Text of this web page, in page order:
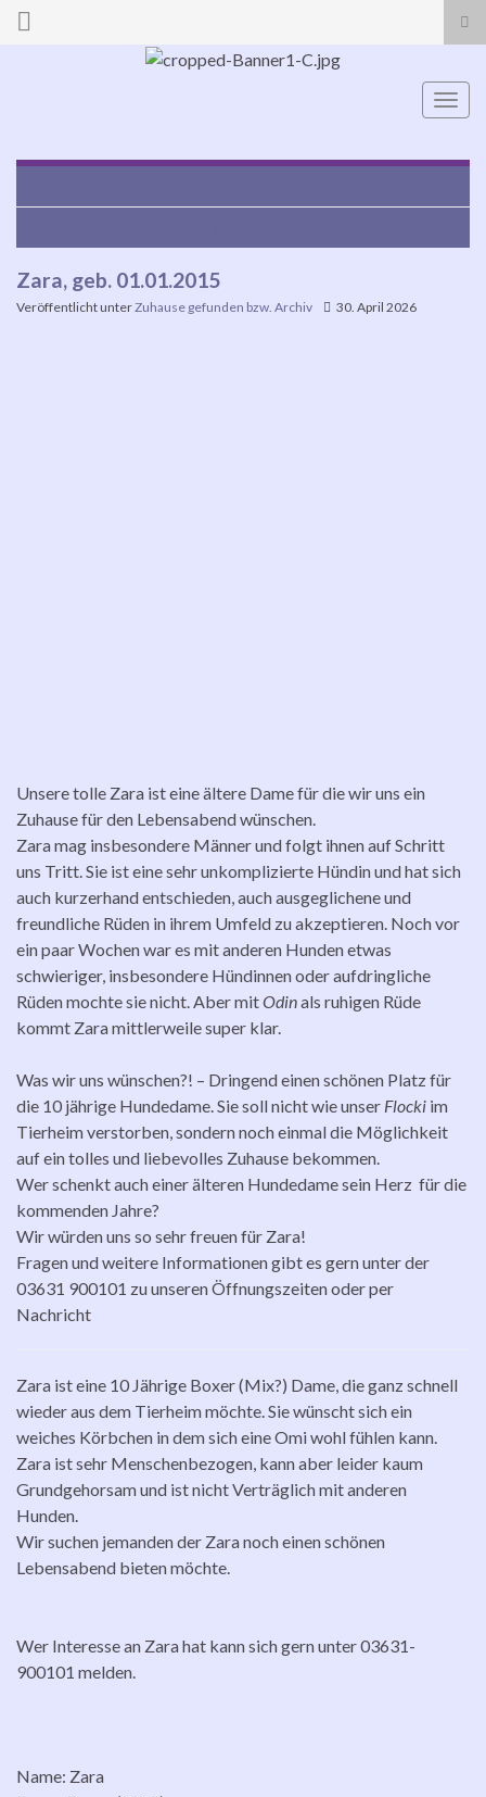
Search for:
Zara, geb. 01.01.2015
Veröffentlicht unterZuhause gefunden bzw. Archiv 30. April 2026
Unsere tolle Zara ist eine ältere Dame für die wir uns ein
Zuhause für den Lebensabend wünschen.
Zara mag insbesondere Männer und folgt ihnen auf Schritt
uns Tritt. Sie ist eine sehr unkomplizierte Hündin und hat sich
auch kurzerhand entschieden, auch ausgeglichene und
freundliche Rüden in ihrem Umfeld zu akzeptieren. Noch vor
ein paar Wochen war es mit anderen Hunden etwas
schwieriger, insbesondere Hündinnen oder aufdringliche
Rüden mochte sie nicht. Aber mitOdinals ruhigen Rüde
kommt Zara mittlerweile super klar.
Was wir uns wünschen?! – Dringend einen schönen Platz für
die 10 jährige Hundedame. Sie soll nicht wie unser Flocki im
Tierheim verstorben, sondern noch einmal die Möglichkeit
auf ein tolles und liebevolles Zuhause bekommen.
Wer schenkt auch einer älteren Hundedame sein Herz für die
kommenden Jahre?
Wir würden uns so sehr freuen für Zara!
Fragen und weitere Informationen gibt es gern unter der
03631 900101 zu unseren Öffnungszeiten oder per
Nachricht
Zara ist eine 10 Jährige Boxer (Mix?) Dame, die ganz schnell
wieder aus dem Tierheim möchte. Sie wünscht sich ein
weiches Körbchen in dem sich eine Omi wohl fühlen kann.
Zara ist sehr Menschenbezogen, kann aber leider kaum
Grundgehorsam und ist nicht Verträglich mit anderen
Hunden.
Wir suchen jemanden der Zara noch einen schönen
Lebensabend bieten möchte.
Wer Interesse an Zara hat kann sich gern unter 03631-
900101 melden.
Name: Zara